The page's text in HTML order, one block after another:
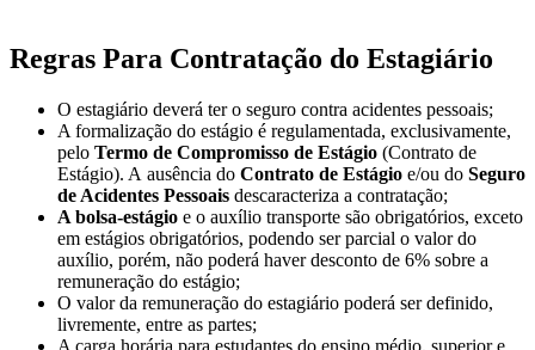
Regras Para Contratação do Estagiário
O estagiário deverá ter o seguro contra acidentes pessoais;
A formalização do estágio é regulamentada, exclusivamente,
pelo Termo de Compromisso de Estágio (Contrato de
Estágio). A ausência do Contrato de Estágio e/ou do Seguro
de Acidentes Pessoais descaracteriza a contratação;
A bolsa-estágio e o auxílio transporte são obrigatórios, exceto
em estágios obrigatórios, podendo ser parcial o valor do
auxílio, porém, não poderá haver desconto de 6% sobre a
remuneração do estágio;
O valor da remuneração do estagiário poderá ser definido,
livremente, entre as partes;
A carga horária para estudantes do ensino médio, superior e